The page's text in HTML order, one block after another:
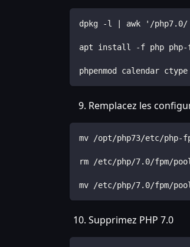
dpkg -l | awk '/
apt install -f php php-
phpenmod calendar
Remplacez les
mv /opt/php73/etc/
rm /etc/php/7.0/fpm/
mv /etc/php/7.0/fpm/
Supprimez PHP 7.0